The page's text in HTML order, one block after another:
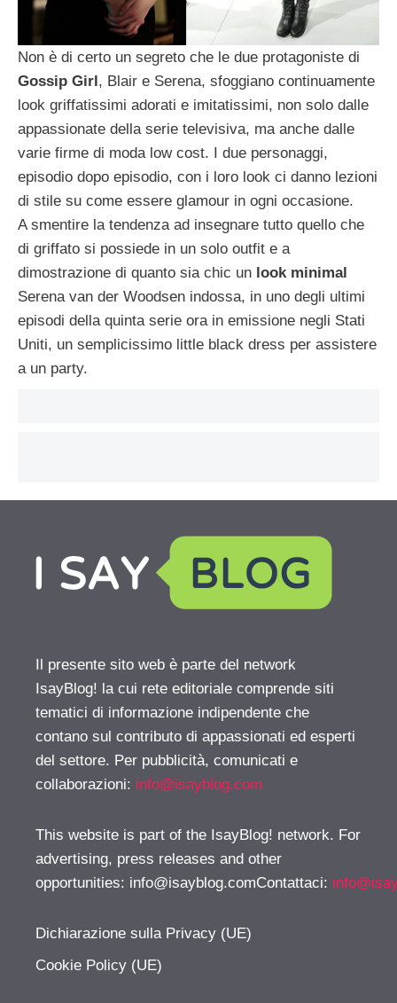
Non è di certo un segreto che le due protagoniste di
Gossip Girl, Blair e Serena, sfoggiano continuamente
look griffatissimi adorati e imitatissimi, non solo dalle
appassionate della serie televisiva, ma anche dalle
varie firme di moda low cost. I due personaggi,
episodio dopo episodio, con i loro look ci danno lezioni
di stile su come essere glamour in ogni occasione.
A smentire la tendenza ad insegnare tutto quello che
di griffato si possiede in un solo outfit e a
dimostrazione di quanto sia chic un look minimal
Serena van der Woodsen indossa, in uno degli ultimi
episodi della quinta serie ora in emissione negli Stati
Uniti, un semplicissimo little black dress per assistere
a un party.
Il presente sito web è parte del network
IsayBlog! la cui rete editoriale comprende siti
tematici di informazione indipendente che
contano sul contributo di appassionati ed esperti
del settore. Per pubblicità, comunicati e
collaborazioni: info@isayblog.com
This website is part of the IsayBlog! network. For
advertising, press releases and other
opportunities: info@isayblog.comContattaci:
Dichiarazione sulla Privacy (UE)
Cookie Policy (UE)